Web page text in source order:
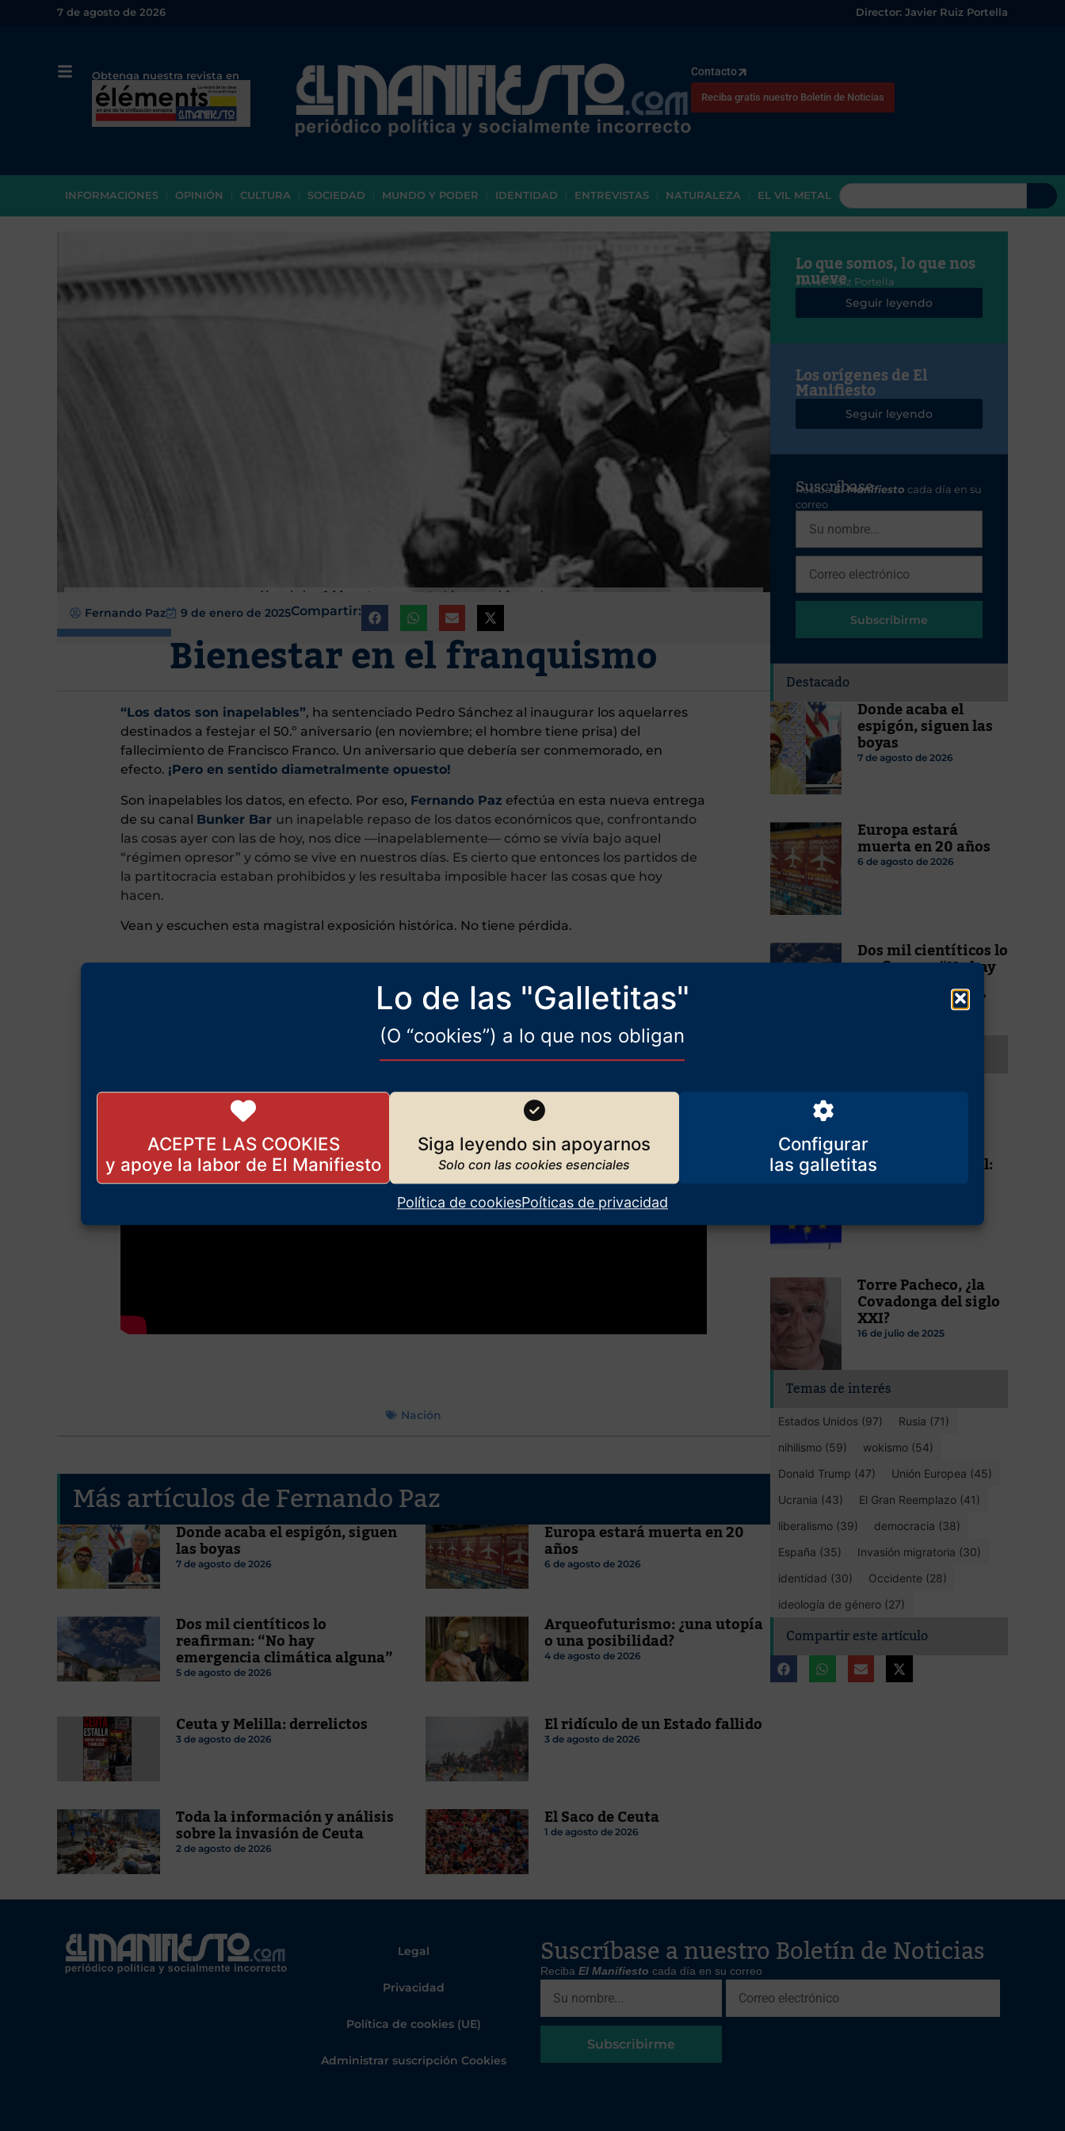
Lo de las "Galletitas"
(O “cookies”) a lo que nos obligan
ACEPTE LAS COOKIES Siga leyendo sin apoyarnos Configurar
Política de cookiesPoíticas de privacidad
7 de agosto de 2026 Director: Javier Ruiz Portella
Obtenga nuestra revista en
papel o en PDF
Contacto
Reciba gratis nuestro Boletín de Noticias
INFORMACIONES OPINIÓN CULTURA SOCIEDAD MUNDO Y PODER IDENTIDAD ENTREVISTAS NATURALEZA EL VIL METAL
Uno de los 144 pantanos construidos por el franquismo
Fernando Paz 9 de enero de 2025Compartir:
Bienestar en el franquismo
“Los datos son inapelables”, ha sentenciado Pedro Sánchez al inaugurar los aquelarres
destinados a festejar el 50.º aniversario (en noviembre; el hombre tiene prisa) del
fallecimiento de Francisco Franco. Un aniversario que debería ser conmemorado, en
efecto. ¡Pero en sentido diametralmente opuesto!
Son inapelables los datos, en efecto. Por eso, Fernando Paz efectúa en esta nueva entrega
de su canal Bunker Bar un inapelable repaso de los datos económicos que, confrontando
las cosas ayer con las de hoy, nos dice —inapelablemente— cómo se vivía bajo aquel
“régimen opresor” y cómo se vive en nuestros días. Es cierto que entonces los partidos de
la partitocracia estaban prohibidos y les resultaba imposible hacer las cosas que hoy
hacen.
Vean y escuchen esta magistral exposición histórica. No tiene pérdida.
Nación
Más artículos de Fernando Paz
Donde acaba el espigón, siguen
las boyas
7 de agosto de 2026
Europa estará muerta en 20
años
6 de agosto de 2026
Dos mil cientíticos lo
reafirman: “No hay
emergencia climática alguna”
5 de agosto de 2026
Arqueofuturismo: ¿una utopía
o una posibilidad?
4 de agosto de 2026
Ceuta y Melilla: derrelictos
3 de agosto de 2026
El ridículo de un Estado fallido
3 de agosto de 2026
Toda la información y análisis
sobre la invasión de Ceuta
2 de agosto de 2026
El Saco de Ceuta
1 de agosto de 2026
Lo que somos, lo que nos
mueve
Javier Ruiz Portella
Seguir leyendo
Los orígenes de El
Manifiesto
Seguir leyendo
Suscríbase
RecibaEl Manifiesto cada día en su
correo
Subscribirme
Destacado
Donde acaba el
espigón, siguen las
boyas
7 de agosto de 2026
Europa estará
muerta en 20 años
6 de agosto de 2026
Dos mil cientíticos lo
reafirman: “No hay
climática alguna”
poder
10 de agosto de 2021
Ahora ya es oficial:
la UE es una
Torre Pacheco, ¿la
Covadonga del siglo
XXI?
16 de julio de 2025
Temas de interés
Estados Unidos (97)
Rusia (71)
nihilismo (59)
wokismo (54)
Donald Trump (47)
Unión Europea (45)
Ucrania (43)
El Gran Reemplazo (41)
liberalismo (39)
democracia (38)
España (35)
Invasión migratoria (30)
identidad (30)
Occidente (28)
ideología de género (27)
Compartir este artículo
Legal
Privacidad
Política de cookies (UE)
Administrar suscripción Cookies
Suscríbase a nuestro Boletín de Noticias
Reciba El Manifiesto cada día en su correo
Subscribirme